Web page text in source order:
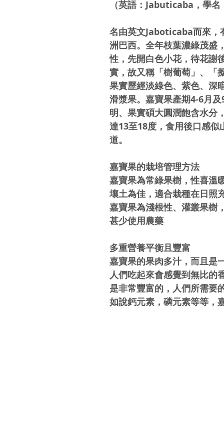
（英語：Jabuticaba，學
名由英文Jaboticaba而來，
洲巴西。全年枝葉濃綠茂盛
性，先開白色小花，待花謝
實，故又稱「樹葡萄」、「
果實歷經淡綠色、紫色、深
滑漿果。嘉寶果產期4-6月
明、果實碩大圓潤飽含水分
達13至18度，食用後口感
道。
嘉寶果的栽培管理方法
嘉寶果為常綠果樹，性喜溫
壤土為佳，適合栽種在日照
嘉寶果為淺根性、灌叢果樹
甚少使用農藥
多重營養平衡且豐富
嘉寶果的果肉多汁，而且是
人們吃起來會感覺到無比的
是非常豐富的，人們所需要
如說鈣元素，磷元素等等，